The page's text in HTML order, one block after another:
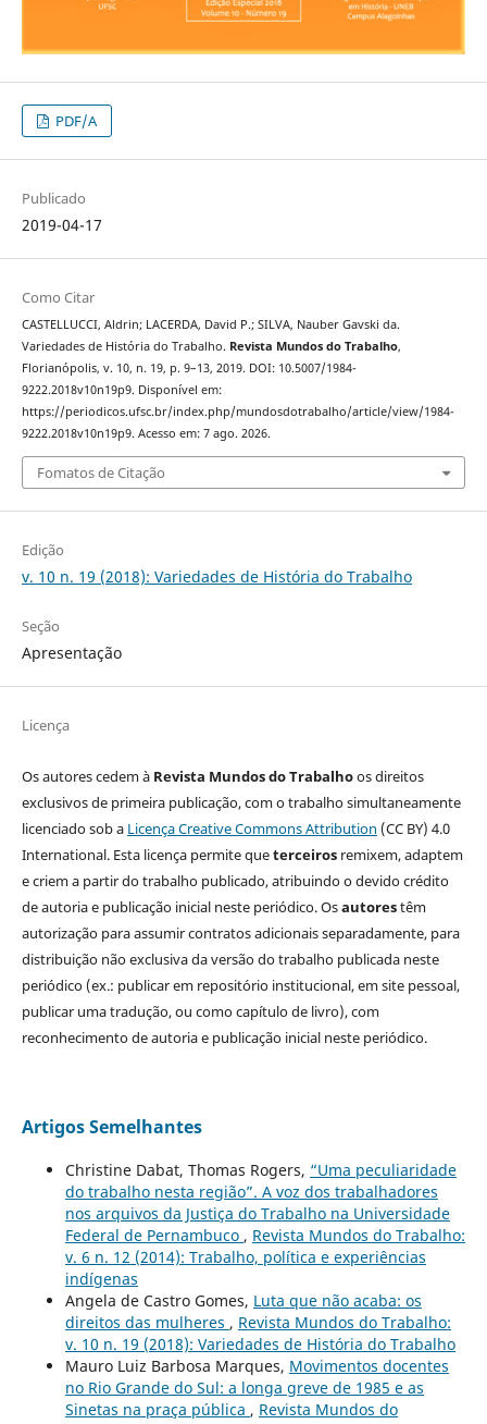
PDF/A
Publicado
2019-04-17
Como Citar
CASTELLUCCI, Aldrin; LACERDA, David P.; SILVA, Nauber Gavski da.
Variedades de História do Trabalho. Revista Mundos do Trabalho,
Florianópolis, v. 10, n. 19, p. 9–13, 2019. DOI: 10.5007/1984-
9222.2018v10n19p9. Disponível em:
https://periodicos.ufsc.br/index.php/mundosdotrabalho/article/view/1984-
9222.2018v10n19p9. Acesso em: 7 ago. 2026.
Fomatos de Citação
Edição
v. 10 n. 19 (2018): Variedades de História do Trabalho
Seção
Apresentação
Licença
Os autores cedem à Revista Mundos do Trabalhoos direitos
exclusivos de primeira publicação, com o trabalho simultaneamente
licenciado sob a Licença Creative Commons Attribution (CC BY) 4.0
International. Esta licença permite queterceirosremixem, adaptem
e criem a partir do trabalho publicado, atribuindo o devido crédito
de autoria e publicação inicial neste periódico. Osautorestêm
autorização para assumir contratos adicionais separadamente, para
distribuição não exclusiva da versão do trabalho publicada neste
periódico (ex.: publicar em repositório institucional, em site pessoal,
publicar uma tradução, ou como capítulo de livro), com
reconhecimento de autoria e publicação inicial neste periódico.
Artigos Semelhantes
Christine Dabat, Thomas Rogers, “Uma peculiaridade
do trabalho nesta região”. A voz dos trabalhadores
nos arquivos da Justiça do Trabalho na Universidade
Federal de Pernambuco , Revista Mundos do Trabalho:
v. 6 n. 12 (2014): Trabalho, política e experiências
indígenas
Angela de Castro Gomes, Luta que não acaba: os
direitos das mulheres , Revista Mundos do Trabalho:
v. 10 n. 19 (2018): Variedades de História do Trabalho
Mauro Luiz Barbosa Marques, Movimentos docentes
no Rio Grande do Sul: a longa greve de 1985 e as
Sinetas na praça pública , Revista Mundos do